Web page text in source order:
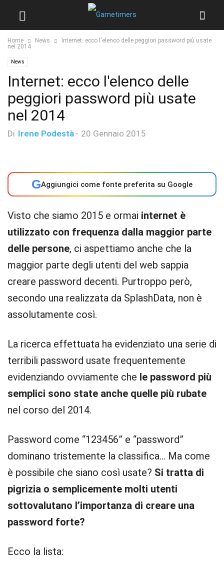
Home News
Internet: ecco l'elenco delle peggiori password più usate
nel 2014
News
Internet: ecco l'elenco delle
peggiori password più usate
nel 2014
Di Irene Podestà - 20 Gennaio 2015
GAggiungici come fonte preferita su Google
Visto che siamo 2015 e ormai internet è
utilizzato con frequenza dalla maggior parte
delle persone, ci aspettiamo anche che la
maggior parte degli utenti del web sappia
creare password decenti. Purtroppo però,
secondo una realizzata da SplashData, non è
assolutamente così.
La ricerca effettuata ha evidenziato una serie di
terribili password usate frequentemente
evidenziando ovviamente che le password più
semplici sono state anche quelle più rubate
nel corso del 2014.
Password come “123456” e “password”
dominano tristemente la classifica… Ma come
è possibile che siano così usate? Si tratta di
pigrizia o semplicemente molti utenti
sottovalutano l’importanza di creare una
password forte?
Ecco la lista: